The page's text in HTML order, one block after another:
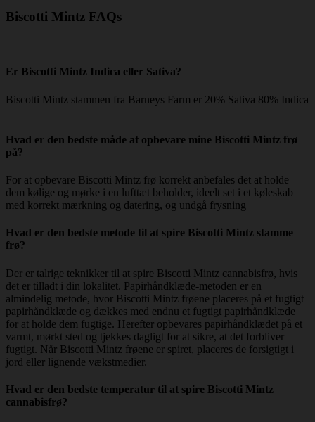
Biscotti Mintz FAQs
Er Biscotti Mintz Indica eller Sativa?
Biscotti Mintz stammen fra Barneys Farm er 20% Sativa 80% Indica
Hvad er den bedste måde at opbevare mine Biscotti Mintz frø
på?
For at opbevare Biscotti Mintz frø korrekt anbefales det at holde
dem kølige og mørke i en lufttæt beholder, ideelt set i et køleskab
med korrekt mærkning og datering, og undgå frysning
Hvad er den bedste metode til at spire Biscotti Mintz stamme
frø?
Der er talrige teknikker til at spire Biscotti Mintz cannabisfrø, hvis
det er tilladt i din lokalitet. Papirhåndklæde-metoden er en
almindelig metode, hvor Biscotti Mintz frøene placeres på et fugtigt
papirhåndklæde og dækkes med endnu et fugtigt papirhåndklæde
for at holde dem fugtige. Herefter opbevares papirhåndklædet på et
varmt, mørkt sted og tjekkes dagligt for at sikre, at det forbliver
fugtigt. Når Biscotti Mintz frøene er spiret, placeres de forsigtigt i
jord eller lignende vækstmedier.
Hvad er den bedste temperatur til at spire Biscotti Mintz
cannabisfrø?